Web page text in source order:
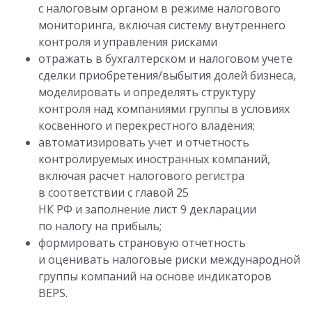
с налоговым органом в режиме налогового
мониторинга, включая систему внутреннего
контроля и управления рисками
отражать в бухгалтерском и налоговом учете
сделки приобретения/выбытия долей бизнеса,
моделировать и определять структуру
контроля над компаниями группы в условиях
косвенного и перекрестного владения;
автоматизировать учет и отчетность
контролируемых иностранных компаний,
включая расчет налогового регистра
в соответствии с главой 25
НК РФ и заполнение лист 9 декларации
по налогу на прибыль;
формировать страновую отчетность
и оценивать налоговые риски международной
группы компаний на основе индикаторов
BEPS.